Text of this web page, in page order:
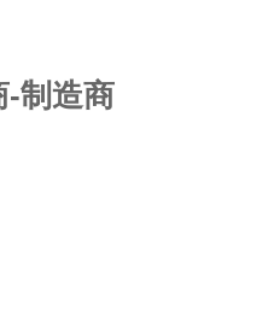
-制造商